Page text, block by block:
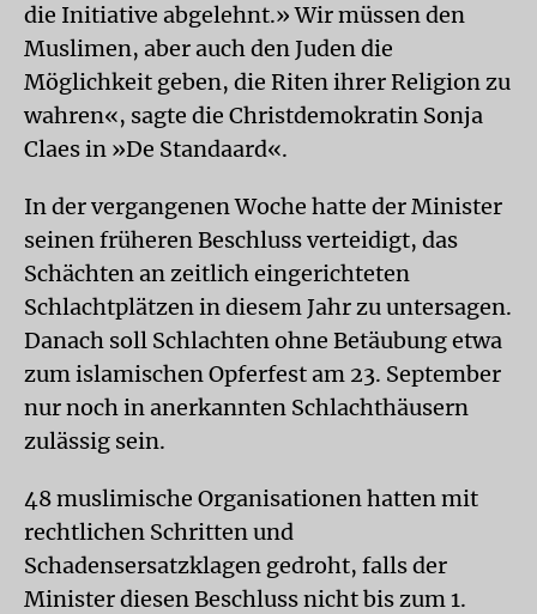
die Initiative abgelehnt.» Wir müssen den
Muslimen, aber auch den Juden die
Möglichkeit geben, die Riten ihrer Religion zu
wahren«, sagte die Christdemokratin Sonja
Claes in »De Standaard«.
In der vergangenen Woche hatte der Minister
seinen früheren Beschluss verteidigt, das
Schächten an zeitlich eingerichteten
Schlachtplätzen in diesem Jahr zu untersagen.
Danach soll Schlachten ohne Betäubung etwa
zum islamischen Opferfest am 23. September
nur noch in anerkannten Schlachthäusern
zulässig sein.
48 muslimische Organisationen hatten mit
rechtlichen Schritten und
Schadensersatzklagen gedroht, falls der
Minister diesen Beschluss nicht bis zum 1.